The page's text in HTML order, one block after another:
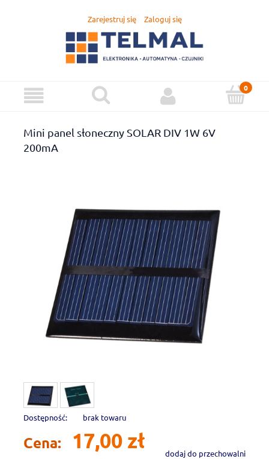
Zarejestruj się Zaloguj się
Mini panel słoneczny SOLAR DIV 1W 6V
200mA
Dostępność: brak towaru
Cena: 17,00 zł
dodaj do przechowalni